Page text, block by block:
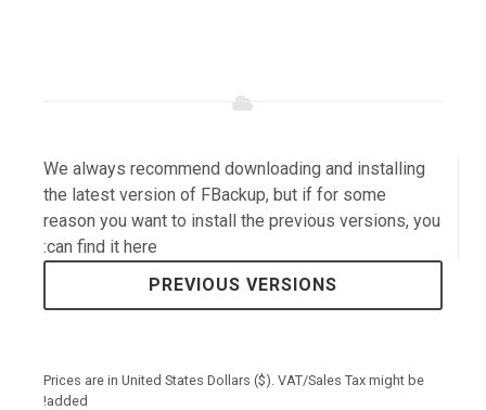
We always recommend downloading and installing
the latest version of FBackup, but if for some
reason you want to install the previous versions, you
can find it here:
PREVIOUS VERSIONS
Prices are in United States Dollars ($). VAT/Sales Tax might be
added!